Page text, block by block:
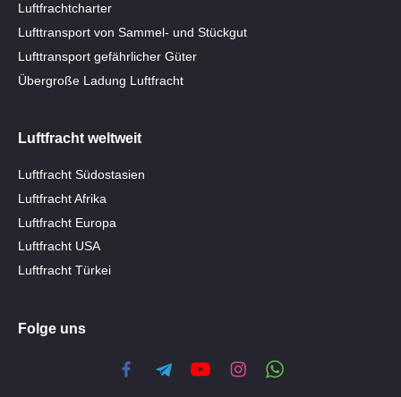
Luftfrachtcharter
Lufttransport von Sammel- und Stückgut
Lufttransport gefährlicher Güter
Übergroße Ladung Luftfracht
Luftfracht weltweit
Luftfracht Südostasien
Luftfracht Afrika
Luftfracht Europa
Luftfracht USA
Luftfracht Türkei
Folge uns